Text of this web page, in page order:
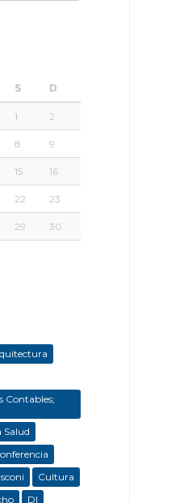
S D
1 2
8 9
15 16
22 23
29 30
Contables;
Salud
Cultura
DI